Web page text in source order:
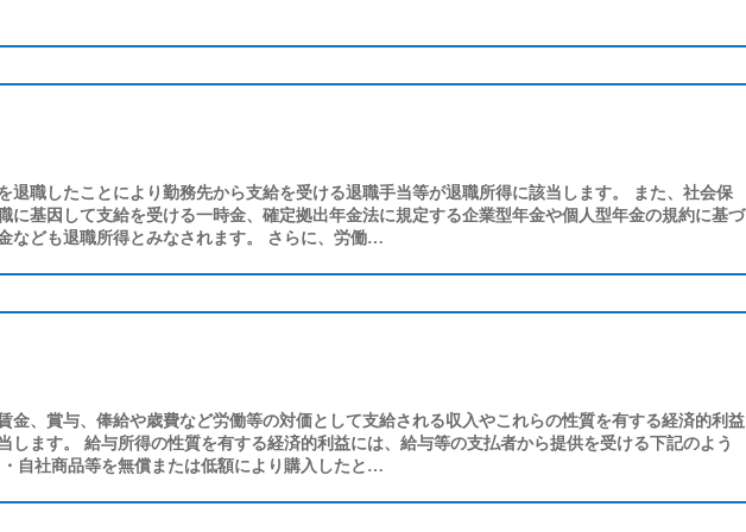
退職したことにより勤務先から支給を受ける退職手当等が退職所得に該当します。 また、社会保
に基因して支給を受ける一時金、確定拠出年金法に規定する企業型年金や個人型年金の規約に基づ
なども退職所得とみなされます。 さらに、労働…
金、賞与、俸給や歳費など労働等の対価として支給される収入やこれらの性質を有する経済的利益
します。 給与所得の性質を有する経済的利益には、給与等の支払者から提供を受ける下記のよう
自社商品等を無償または低額により購入したと…